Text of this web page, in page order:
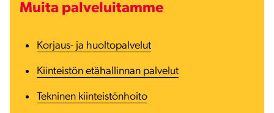
Muita palveluitamme
Korjaus- ja huoltopalvelut
Kiinteistön etähallinnan palvelut
Tekninen kiinteistönhoito